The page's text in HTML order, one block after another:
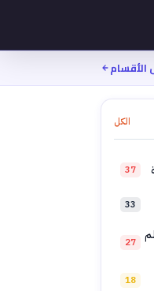
الأقسام
الكل
37
33
27
18